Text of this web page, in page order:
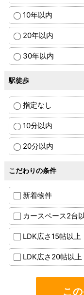
10年以内
20年以内
30年以内
駅徒歩
指定なし
10分以内
20分以内
こだわりの条件
新着物件
カースペース2台
LDK広さ15帖以上
LDK広さ20帖以上